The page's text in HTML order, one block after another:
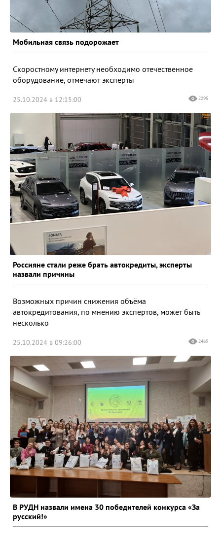
Мобильная связь подорожает
Скоростному интернету необходимо отечественное
оборудование, отмечают эксперты
25.10.2024 в 12:15:00 2295
Россияне стали реже брать автокредиты, эксперты
назвали причины
Возможных причин снижения объёма
автокредитования, по мнению экспертов, может быть
несколько
25.10.2024 в 09:26:00 2469
В РУДН назвали имена 30 победителей конкурса «За
русский!»